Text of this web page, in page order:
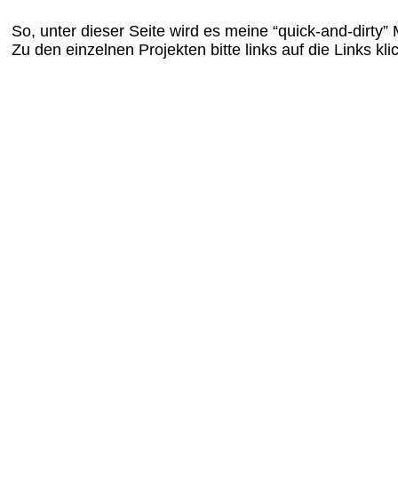
So, unter dieser Seite wird es meine “quick-and-
Zu den einzelnen Projekten bitte links auf die Links